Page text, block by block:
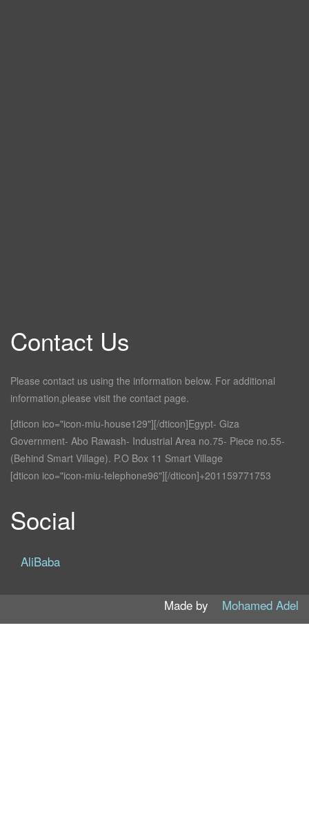
Contact Us
Please contact us using the information below. For additional
information,please visit the contact page.
[dticon ico="icon-miu-house129"][/dticon]Egypt- Giza
Government- Abo Rawash- Industrial Area no.75- Piece no.55-
(Behind Smart Village). P.O Box 11 Smart Village
[dticon ico="icon-miu-telephone96"][/dticon]+201159771753
Social
AliBaba
Made by Mohamed Adel